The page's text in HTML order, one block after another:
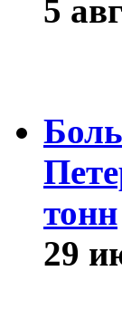
5
тонн
29